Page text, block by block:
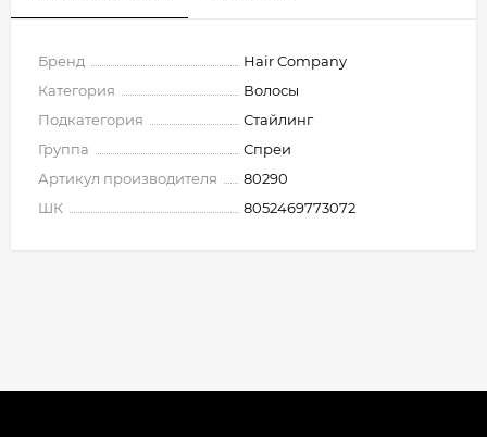
Бренд
Hair Company
Категория
Волосы
Подкатегория
Стайлинг
Группа
Спреи
Артикул производителя
80290
ШК
8052469773072